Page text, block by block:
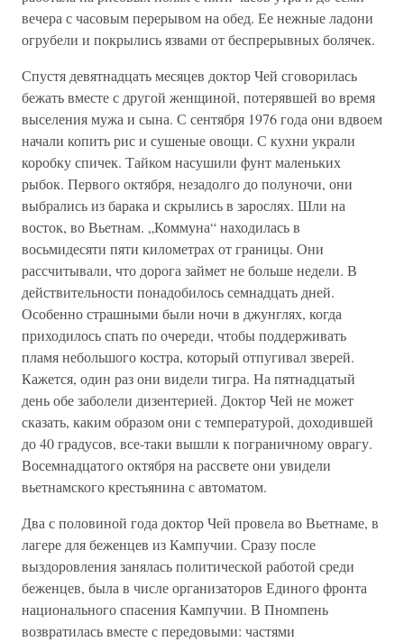
вечера с часовым перерывом на обед. Ее нежные ладони
огрубели и покрылись язвами от беспрерывных болячек.
Спустя девятнадцать месяцев доктор Чей сговорилась
бежать вместе с другой женщиной, потерявшей во время
выселения мужа и сына. С сентября 1976 года они вдвоем
начали копить рис и сушеные овощи. С кухни украли
коробку спичек. Тайком насушили фунт маленьких
рыбок. Первого октября, незадолго до полуночи, они
выбрались из барака и скрылись в зарослях. Шли на
восток, во Вьетнам. „Коммуна“ находилась в
восьмидесяти пяти километрах от границы. Они
рассчитывали, что дорога займет не больше недели. В
действительности понадобилось семнадцать дней.
Особенно страшными были ночи в джунглях, когда
приходилось спать по очереди, чтобы поддерживать
пламя небольшого костра, который отпугивал зверей.
Кажется, один раз они видели тигра. На пятнадцатый
день обе заболели дизентерией. Доктор Чей не может
сказать, каким образом они с температурой, доходившей
до 40 градусов, все-таки вышли к пограничному оврагу.
Восемнадцатого октября на рассвете они увидели
вьетнамского крестьянина с автоматом.
Два с половиной года доктор Чей провела во Вьетнаме, в
лагере для беженцев из Кампучии. Сразу после
выздоровления занялась политической работой среди
беженцев, была в числе организаторов Единого фронта
национального спасения Кампучии. В Пномпень
возвратилась вместе с передовыми: частями